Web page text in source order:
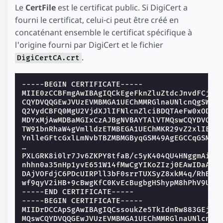
Le CertFile est le certificat public. Si DigiCert a
fourni le certificat, celui-ci peut être créé en
concaténant ensemble le certificat spécifique à
l'origine fourni par DigiCert et le fichier
DigiCertCA.crt .
-----BEGIN CERTIFICATE-----
…
PXLGRK8i0lr7Jv6ZKPY8tfaB/
DAjVOFdjC6PDcUIRPll3bF0srrTUXSyZ8xkM4q/
-----END CERTIFICATE-----
-----BEGIN CERTIFICATE-----